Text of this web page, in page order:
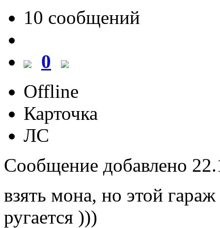
10 cообщений
0
Offline
Карточка
ЛС
Сообщение добавлено
взять мона, но этой
ругается )))